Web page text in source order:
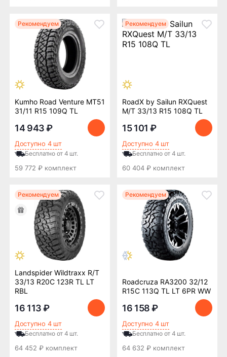
Высота профиля
31 32 37 8
Диаметр
15 16 17 22
Индекс скорости
K L N Q
Индекс нагрузки
MT AT M/T A/T
Технологии
TL 10PR LT WW RBL
12PR
OWL
Рекомендуем
Kumho Road Venture MT51
31/11 R15 109Q TL
14 943 ₽
Доступно 4 шт
Бесплатно от 4 шт.
59 772 ₽ комплект
Рекомендуем
RoadX by Sailun RXQuest
M/T 33/13 R15 108Q TL
15 101 ₽
Доступно 4 шт
Бесплатно от 4 шт.
60 404 ₽ комплект
Рекомендуем
Landspider Wildtraxx R/T
33/13 R20C 123R TL LT
RBL
16 113 ₽
Доступно 4 шт
Бесплатно от 4 шт.
64 452 ₽ комплект
Рекомендуем
Roadcruza RA3200 32/12
R15C 113Q TL LT 6PR WW
16 158 ₽
Доступно 4 шт
Бесплатно от 4 шт.
64 632 ₽ комплект